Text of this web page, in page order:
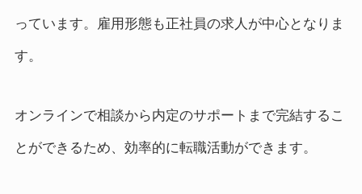
っています。雇用形態も正社員の求人が中心となりま
す。
オンラインで相談から内定のサポートまで完結するこ
とができるため、効率的に転職活動ができます。